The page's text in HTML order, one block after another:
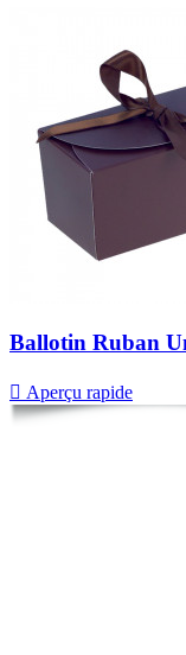
Ballotin Ruban
 Aperçu rapide